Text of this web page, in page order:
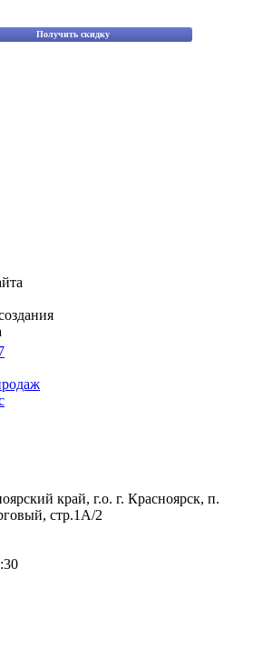
Получить скидку
край, г.о. г. Красноярск, п.
стр.1А/2